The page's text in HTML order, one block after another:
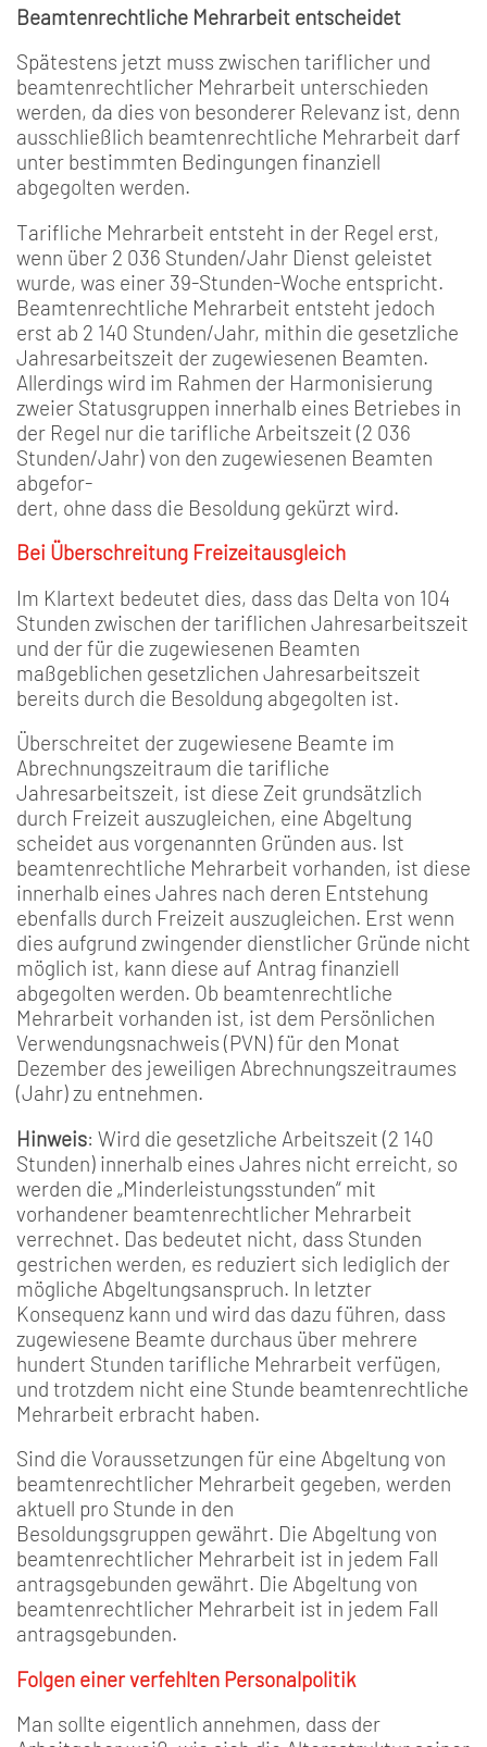
Beamtenrechtliche Mehrarbeit entscheidet
Spätestens jetzt muss zwischen tariflicher und
beamtenrechtlicher Mehrarbeit unterschieden
werden, da dies von besonderer Relevanz ist, denn
ausschließlich beamtenrechtliche Mehrarbeit darf
unter bestimmten Bedingungen finanziell
abgegolten werden.
Tarifliche Mehrarbeit entsteht in der Regel erst,
wenn über 2 036 Stunden/Jahr Dienst geleistet
wurde, was einer 39-Stunden-Woche entspricht.
Beamtenrechtliche Mehrarbeit entsteht jedoch
erst ab 2 140 Stunden/Jahr, mithin die gesetzliche
Jahresarbeitszeit der zugewiesenen Beamten.
Allerdings wird im Rahmen der Harmonisierung
zweier Statusgruppen innerhalb eines Betriebes in
der Regel nur die tarifliche Arbeitszeit (2 036
Stunden/Jahr) von den zugewiesenen Beamten
abgefor-
dert, ohne dass die Besoldung gekürzt wird.
Bei Überschreitung Freizeitausgleich
Im Klartext bedeutet dies, dass das Delta von 104
Stunden zwischen der tariflichen Jahresarbeitszeit
und der für die zugewiesenen Beamten
maßgeblichen gesetzlichen Jahresarbeitszeit
bereits durch die Besoldung abgegolten ist.
Überschreitet der zugewiesene Beamte im
Abrechnungszeitraum die tarifliche
Jahresarbeitszeit, ist diese Zeit grundsätzlich
durch Freizeit auszugleichen, eine Abgeltung
scheidet aus vorgenannten Gründen aus. Ist
beamtenrechtliche Mehrarbeit vorhanden, ist diese
innerhalb eines Jahres nach deren Entstehung
ebenfalls durch Freizeit auszugleichen. Erst wenn
dies aufgrund zwingender dienstlicher Gründe nicht
möglich ist, kann diese auf Antrag finanziell
abgegolten werden. Ob beamtenrechtliche
Mehrarbeit vorhanden ist, ist dem Persönlichen
Verwendungsnachweis (PVN) für den Monat
Dezember des jeweiligen Abrechnungszeitraumes
(Jahr) zu entnehmen.
Hinweis: Wird die gesetzliche Arbeitszeit (2 140
Stunden) innerhalb eines Jahres nicht erreicht, so
werden die „Minderleistungsstunden“ mit
vorhandener beamtenrechtlicher Mehrarbeit
verrechnet. Das bedeutet nicht, dass Stunden
gestrichen werden, es reduziert sich lediglich der
mögliche Abgeltungsanspruch. In letzter
Konsequenz kann und wird das dazu führen, dass
zugewiesene Beamte durchaus über mehrere
hundert Stunden tarifliche Mehrarbeit verfügen,
und trotzdem nicht eine Stunde beamtenrechtliche
Mehrarbeit erbracht haben.
Sind die Voraussetzungen für eine Abgeltung von
beamtenrechtlicher Mehrarbeit gegeben, werden
aktuell pro Stunde in den
Besoldungsgruppen gewährt. Die Abgeltung von
beamtenrechtlicher Mehrarbeit ist in jedem Fall
antragsgebunden gewährt. Die Abgeltung von
beamtenrechtlicher Mehrarbeit ist in jedem Fall
antragsgebunden.
Folgen einer verfehlten Personalpolitik
Man sollte eigentlich annehmen, dass der